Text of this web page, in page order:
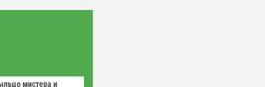
мистера и